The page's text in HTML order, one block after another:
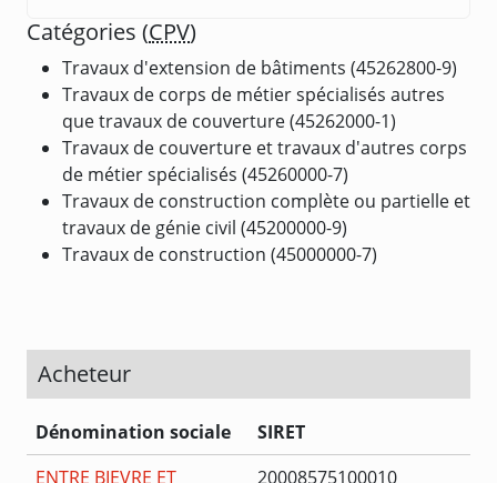
Catégories (CPV)
Travaux d'extension de bâtiments (45262800-9)
Travaux de corps de métier spécialisés autres
que travaux de couverture (45262000-1)
Travaux de couverture et travaux d'autres corps
de métier spécialisés (45260000-7)
Travaux de construction complète ou partielle et
travaux de génie civil (45200000-9)
Travaux de construction (45000000-7)
Acheteur
Dénomination sociale
SIRET
ENTRE BIEVRE ET
20008575100010